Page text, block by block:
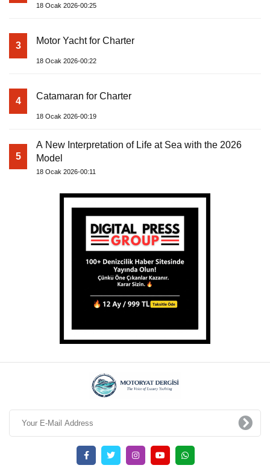
18 Ocak 2026-00:25
3 Motor Yacht for Charter
18 Ocak 2026-00:22
4 Catamaran for Charter
18 Ocak 2026-00:19
5
A New Interpretation of Life at Sea with the 2026
Model
18 Ocak 2026-00:11